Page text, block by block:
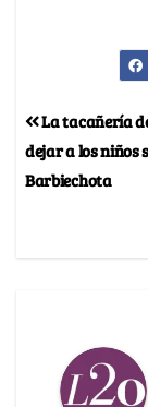
La tacañería
dejar a los niños
Barbiechota